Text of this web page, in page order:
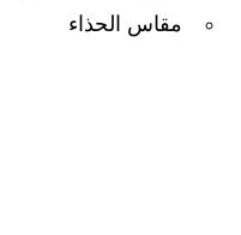
مقاس الحذاء